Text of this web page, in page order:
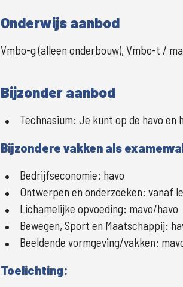
Onderwijs aanbod
Vmbo-g (alleen onderbouw), Vmbo-t /
Bijzonder aanbod
Technasium: Je kunt op de havo en
Bijzondere vakken als
Bedrijfseconomie: havo
Ontwerpen en onderzoeken: vanaf
Lichamelijke opvoeding: mavo/havo
Bewegen, Sport en Maatschappij:
Beeldende vormgeving/vakken:
Toelichting: